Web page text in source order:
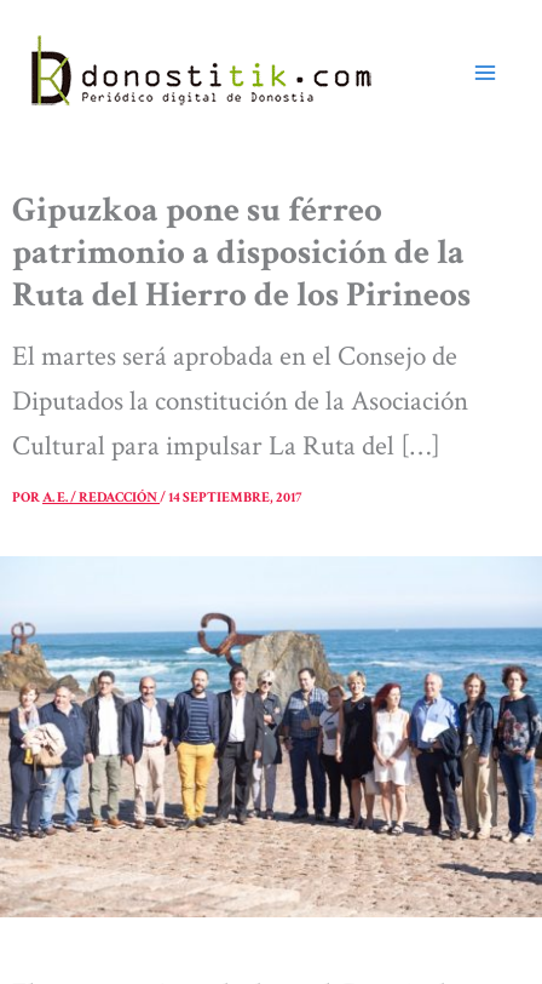
contenido
Gipuzkoa pone su férreo
patrimonio a disposición de la
Ruta del Hierro de los Pirineos
El martes será aprobada en el Consejo de
Diputados la constitución de la Asociación
Cultural para impulsar La Ruta del […]
PORA. E. / REDACCIÓN/14 SEPTIEMBRE, 2017